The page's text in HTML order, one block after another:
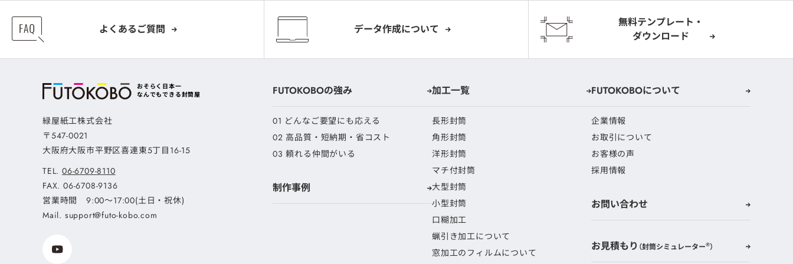
よくあるご質問 データ作成について
無料テンプレート ・
ダウンロード
おそらく日本一
なんでもできる封筒屋
緑屋紙工株式会社
〒547-0021
大阪府大阪市平野区喜連東5丁目16-15
TEL. 06-6709-8110
FAX. 06-6708-9136
営業時間 9:00～17:00(土日・祝休)
Mail. support@futo-kobo.com
FUTOKOBOの強み
01 どんなご要望にも応える
02 高品質・短納期・省コスト
03 頼れる仲間がいる
制作事例
加工一覧
長形封筒
角形封筒
洋形封筒
マチ付封筒
大型封筒
小型封筒
口糊加工
蝋引き加工について
窓加工のフィルムについて
FUTOKOBOについて
企業情報
お取引について
お客様の声
採用情報
お問い合わせ
お見積もり （封筒シミュレーター®）